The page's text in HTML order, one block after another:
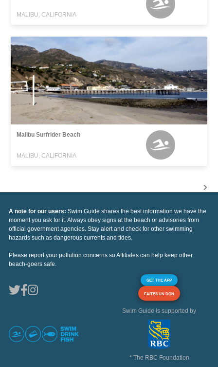
MALIBU, CALIFORNIA
Malibu Surfrider Beach
MALIBU, CALIFORNIA
A note for our users: Swim Guide shares the best information we have the
moment you ask for it. Always obey signs at the beach or advisories from
official government agencies. Stay alert and check for other swimming
hazards such as dangerous currents and tides.
Please report your pollution concerns so Affiliates can help keep other
beach-goers safe.
GET THE APP
FAITES UN DON
Swim Guide is supported by
* The RBC Foundation